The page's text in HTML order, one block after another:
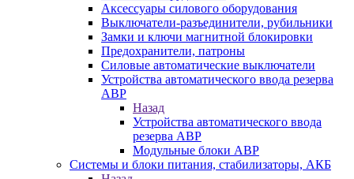
Аксессуары силового оборудования
Выключатели-разъединители, рубильники
Замки и ключи магнитной блокировки
Предохранители, патроны
Силовые автоматические выключатели
Устройства автоматического ввода резерва
АВР
Назад
Устройства автоматического ввода
резерва АВР
Модульные блоки АВР
Системы и блоки питания, стабилизаторы, АКБ